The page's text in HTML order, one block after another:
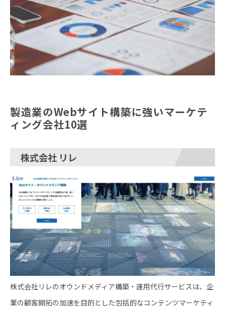
製造業のWebサイト構築に強いマーケテ
ィング会社10選
株式会社 リレ
株式会社リレのオウンドメディア構築・運用代行サービスは、企
業の顧客開拓の加速を目的とした包括的なコンテンツマーケティ